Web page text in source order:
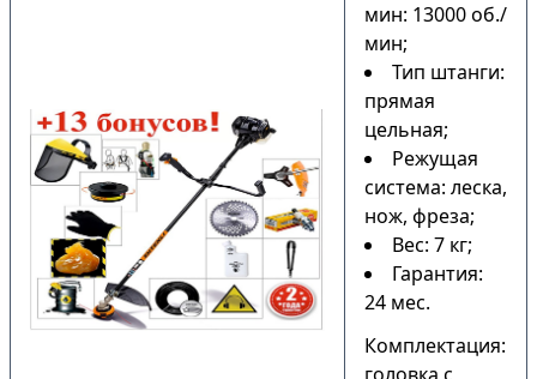
мин: 13000 об./
мин;
Тип штанги:
прямая
цельная;
Режущая
система: леска,
нож, фреза;
Вес: 7 кг;
Гарантия:
24 мес.
Комплектация: